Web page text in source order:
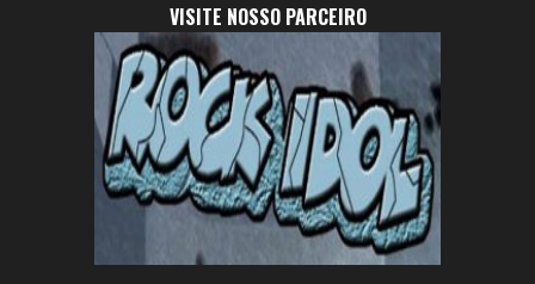
VISITE NOSSO PARCEIRO